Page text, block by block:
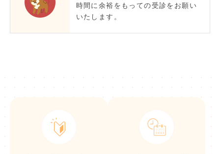
時間に余裕をもっての受診をお願い
いたします。